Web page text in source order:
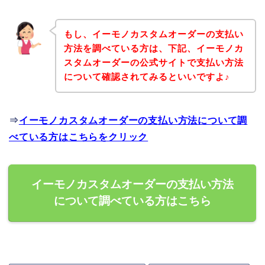
もし、イーモノカスタムオーダーの支払い
方法を調べている方は、下記、イーモノカ
スタムオーダーの公式サイトで支払い方法
について確認されてみるといいですよ♪
⇒イーモノカスタムオーダーの支払い方法について調
べている方はこちらをクリック
イーモノカスタムオーダーの支払い方法
について調べている方はこちら